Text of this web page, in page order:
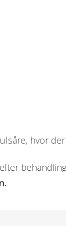
hvor